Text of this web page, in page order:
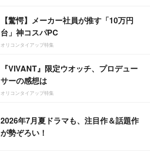
【驚愕】メーカー社員が推す「10万円
台」神コスパPC
オリコンタイアップ特集
『VIVANT』限定ウオッチ、プロデュー
サーの感想は
オリコンタイアップ特集
2026年7月夏ドラマも、注目作＆話題作
が勢ぞろい！